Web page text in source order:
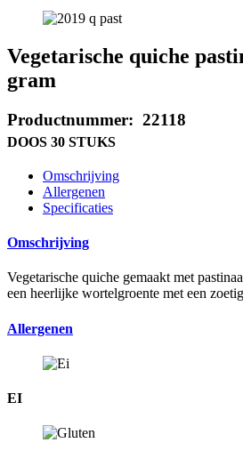
Vegetarische quiche
gram
Productnummer: 22118
DOOS 30 STUKS
Omschrijving
Allergenen
Specificaties
Omschrijving
Vegetarische quiche gemaakt met
een heerlijke wortelgroente met een
Allergenen
EI